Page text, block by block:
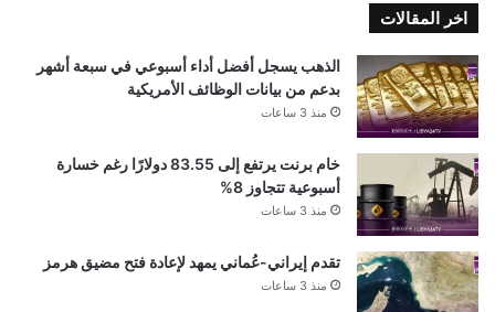
اخر المقالات
الذهب يسجل أفضل أداء أسبوعي في سبعة أشهر
بدعم من بيانات الوظائف الأمريكية
منذ 3 ساعات
خام برنت يرتفع إلى 83.55 دولارًا رغم خسارة
أسبوعية تتجاوز 8%
منذ 3 ساعات
تقدم إيراني-عُماني يمهد لإعادة فتح مضيق هرمز
منذ 3 ساعات